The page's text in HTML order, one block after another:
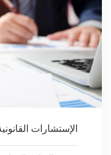
الإستشارات